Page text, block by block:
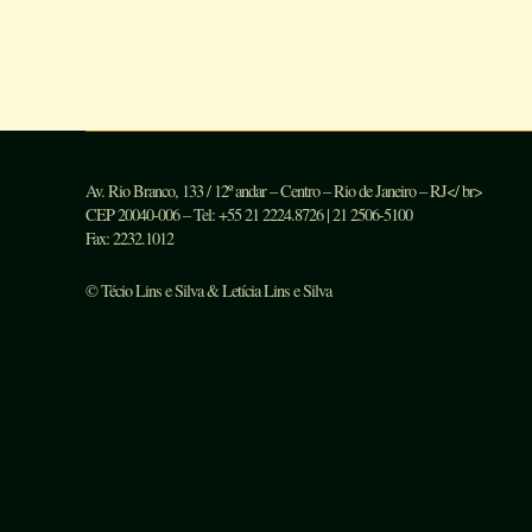
Av. Rio Branco, 133 / 12º andar – Centro – Rio de Janeiro – RJ</ br>
CEP 20040-006 – Tel: +55 21 2224.8726 | 21 2506-5100
Fax: 2232.1012
© Técio Lins e Silva & Letícia Lins e Silva